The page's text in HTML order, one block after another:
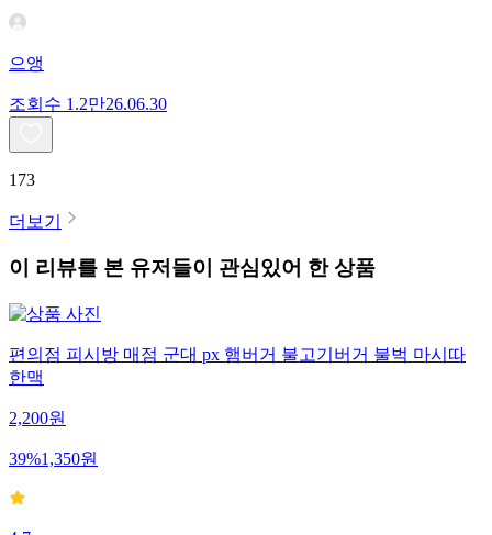
으앵
조회수 1.2만26.06.30
173
더보기
이 리뷰를 본 유저들이 관심있어 한 상품
편의점 피시방 매점 군대 px 햄버거 불고기버거 불벅 마시따
한맥
2,200원
39%1,350원